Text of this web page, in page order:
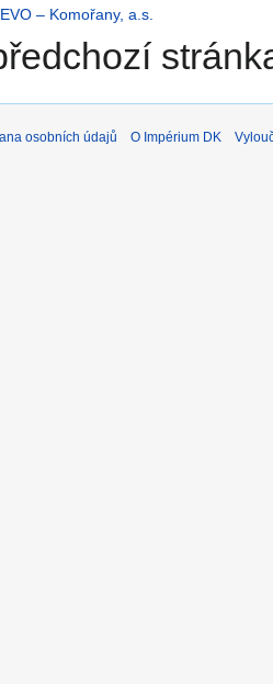
EVO – Komořany, a.s.
osobních údajů O Impérium DK